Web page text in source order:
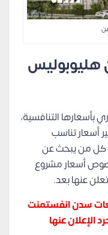
هليوبوليس
بأسعارها التنافسية،
أسعار تناسب
كل من يبحث عن
أسعار مشروع
عنها بعد.
سدن انفستمنت
عنها